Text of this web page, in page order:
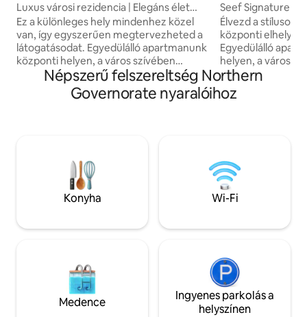
Luxus városi rezidencia | Elegáns élet
FCT138O
Ez a különleges hely mindenhez közel
van, így egyszerűen megtervezheted a
látogatásodat. Egyedülálló apartmanunk
központi helyen, a város szívében
található, tökéletes kiindulópont a helyi
látnivalók felfedezéséhez és a
legfinomabb éttermek
Center Malltól, az Al-Aali Malltól, a
Bahrain Malltól, a Jazeera Al Reeftől, a
Muda Malltól és a The Avenues Malltól.
Várjuk, hogy üdvözölhessünk, és
a szálláshelyen eltöltött idődet!
Seef Signature |
FCT118O
Élvezd a stílusos
központi
Egyedülálló
helyen, a város
tökéletes
felfedezéséhez
éttermek
Bahrain Malltól, a
Muda Malltól és a
Várjuk, hogy
felejthetetlen
Érkezéskor
Népszerű felszereltség Northern
Governorate nyaralóihoz
Konyha Wi-Fi
Medence
Ingyenes parkolás a
helyszínen